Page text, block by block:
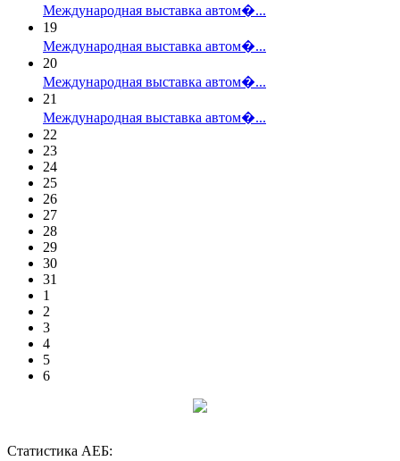
Международная выставка автом�...
19
Международная выставка автом�...
20
Международная выставка автом�...
21
Международная выставка автом�...
22
23
24
25
26
27
28
29
30
31
1
2
3
4
5
6
Статистика АЕБ: